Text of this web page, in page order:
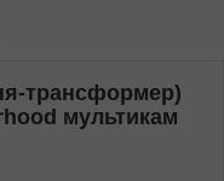
трансформер)
мультикам